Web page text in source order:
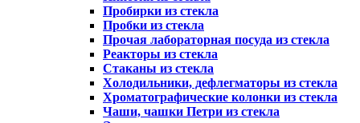
Пробирки из стекла
Пробки из стекла
Прочая лабораторная посуда из стекла
Реакторы из стекла
Стаканы из стекла
Холодильники, дефлегматоры из стекла
Хроматографические колонки из стекла
Чаши, чашки Петри из стекла